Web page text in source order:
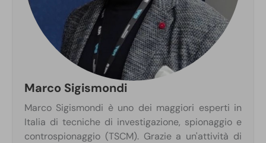
Marco Sigismondi
Marco Sigismondi è uno dei maggiori esperti in
Italia di tecniche di investigazione, spionaggio e
controspionaggio (TSCM). Grazie a un'attività di